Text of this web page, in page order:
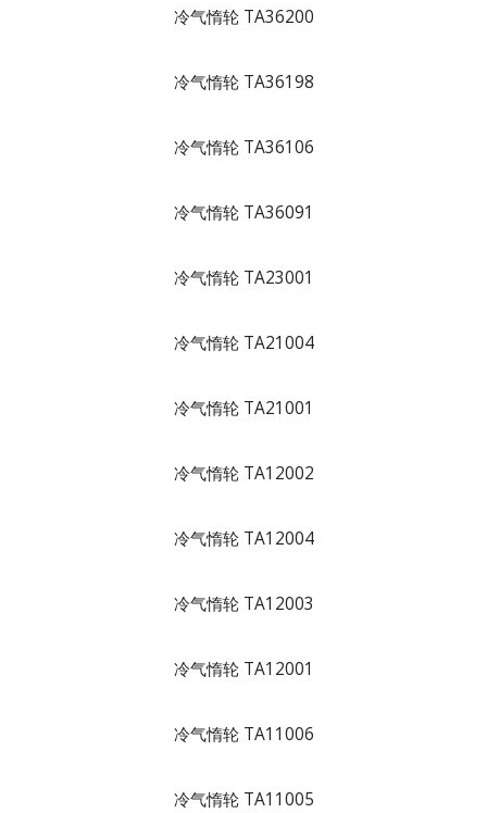
冷气惰轮 TA36200
冷气惰轮 TA36198
冷气惰轮 TA36106
冷气惰轮 TA36091
冷气惰轮 TA23001
冷气惰轮 TA21004
冷气惰轮 TA21001
冷气惰轮 TA12002
冷气惰轮 TA12004
冷气惰轮 TA12003
冷气惰轮 TA12001
冷气惰轮 TA11006
冷气惰轮 TA11005